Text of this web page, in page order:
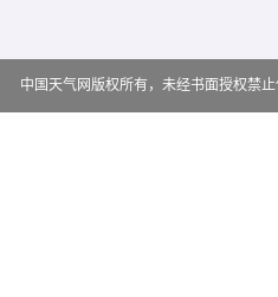
中国天气网版权所有，未经书面授权